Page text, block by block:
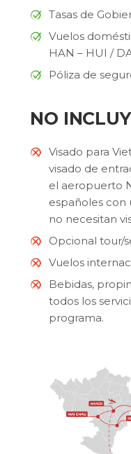
Tasas de
Vuelos
HAN – HUI /
Póliza de
NO
Visado para
visado de
el aeropuerto
españoles con
no necesitan
Opcional tour/
Vuelos
Bebidas,
todos los
programa.